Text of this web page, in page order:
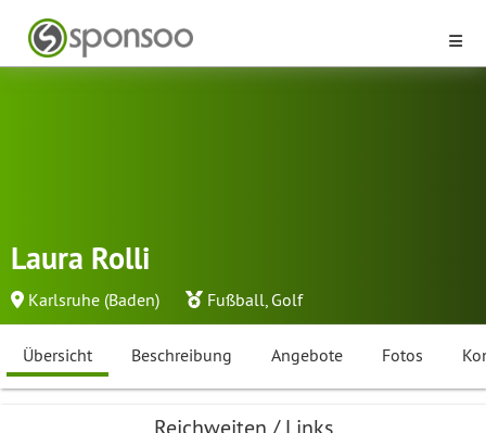
Laura Rolli
Karlsruhe (Baden) Fußball, Golf
Übersicht Beschreibung Angebote Fotos
Reichweiten / Links